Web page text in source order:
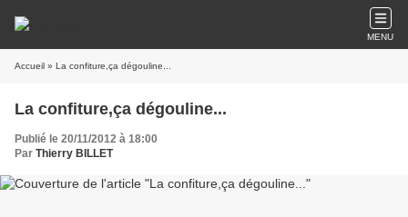
MENU
Accueil » La confiture,ça dégouline...
La confiture,ça dégouline...
Publié le 20/11/2012 à 18:00
Par Thierry BILLET